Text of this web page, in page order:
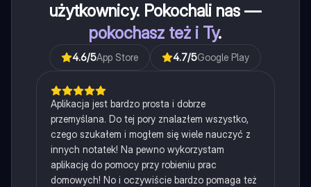
użytkownicy. Pokochali nas —
pokochasz też i Ty.
4.6/5App Store 4.7/5Google Play
Aplikacja jest bardzo prosta i dobrze
przemyślana. Do tej pory znalazłem wszystko,
czego szukałem i mogłem się wiele nauczyć z
innych notatek! Na pewno wykorzystam
aplikację do pomocy przy robieniu prac
domowych! No i oczywiście bardzo pomaga też